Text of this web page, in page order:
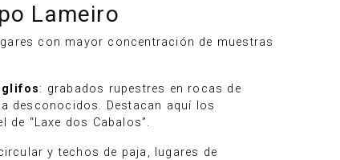
Lameiro
con mayor concentración de muestras
: grabados rupestres en rocas de
desconocidos. Destacan aquí los
“Laxe dos Cabalos”.
y techos de paja, lugares de